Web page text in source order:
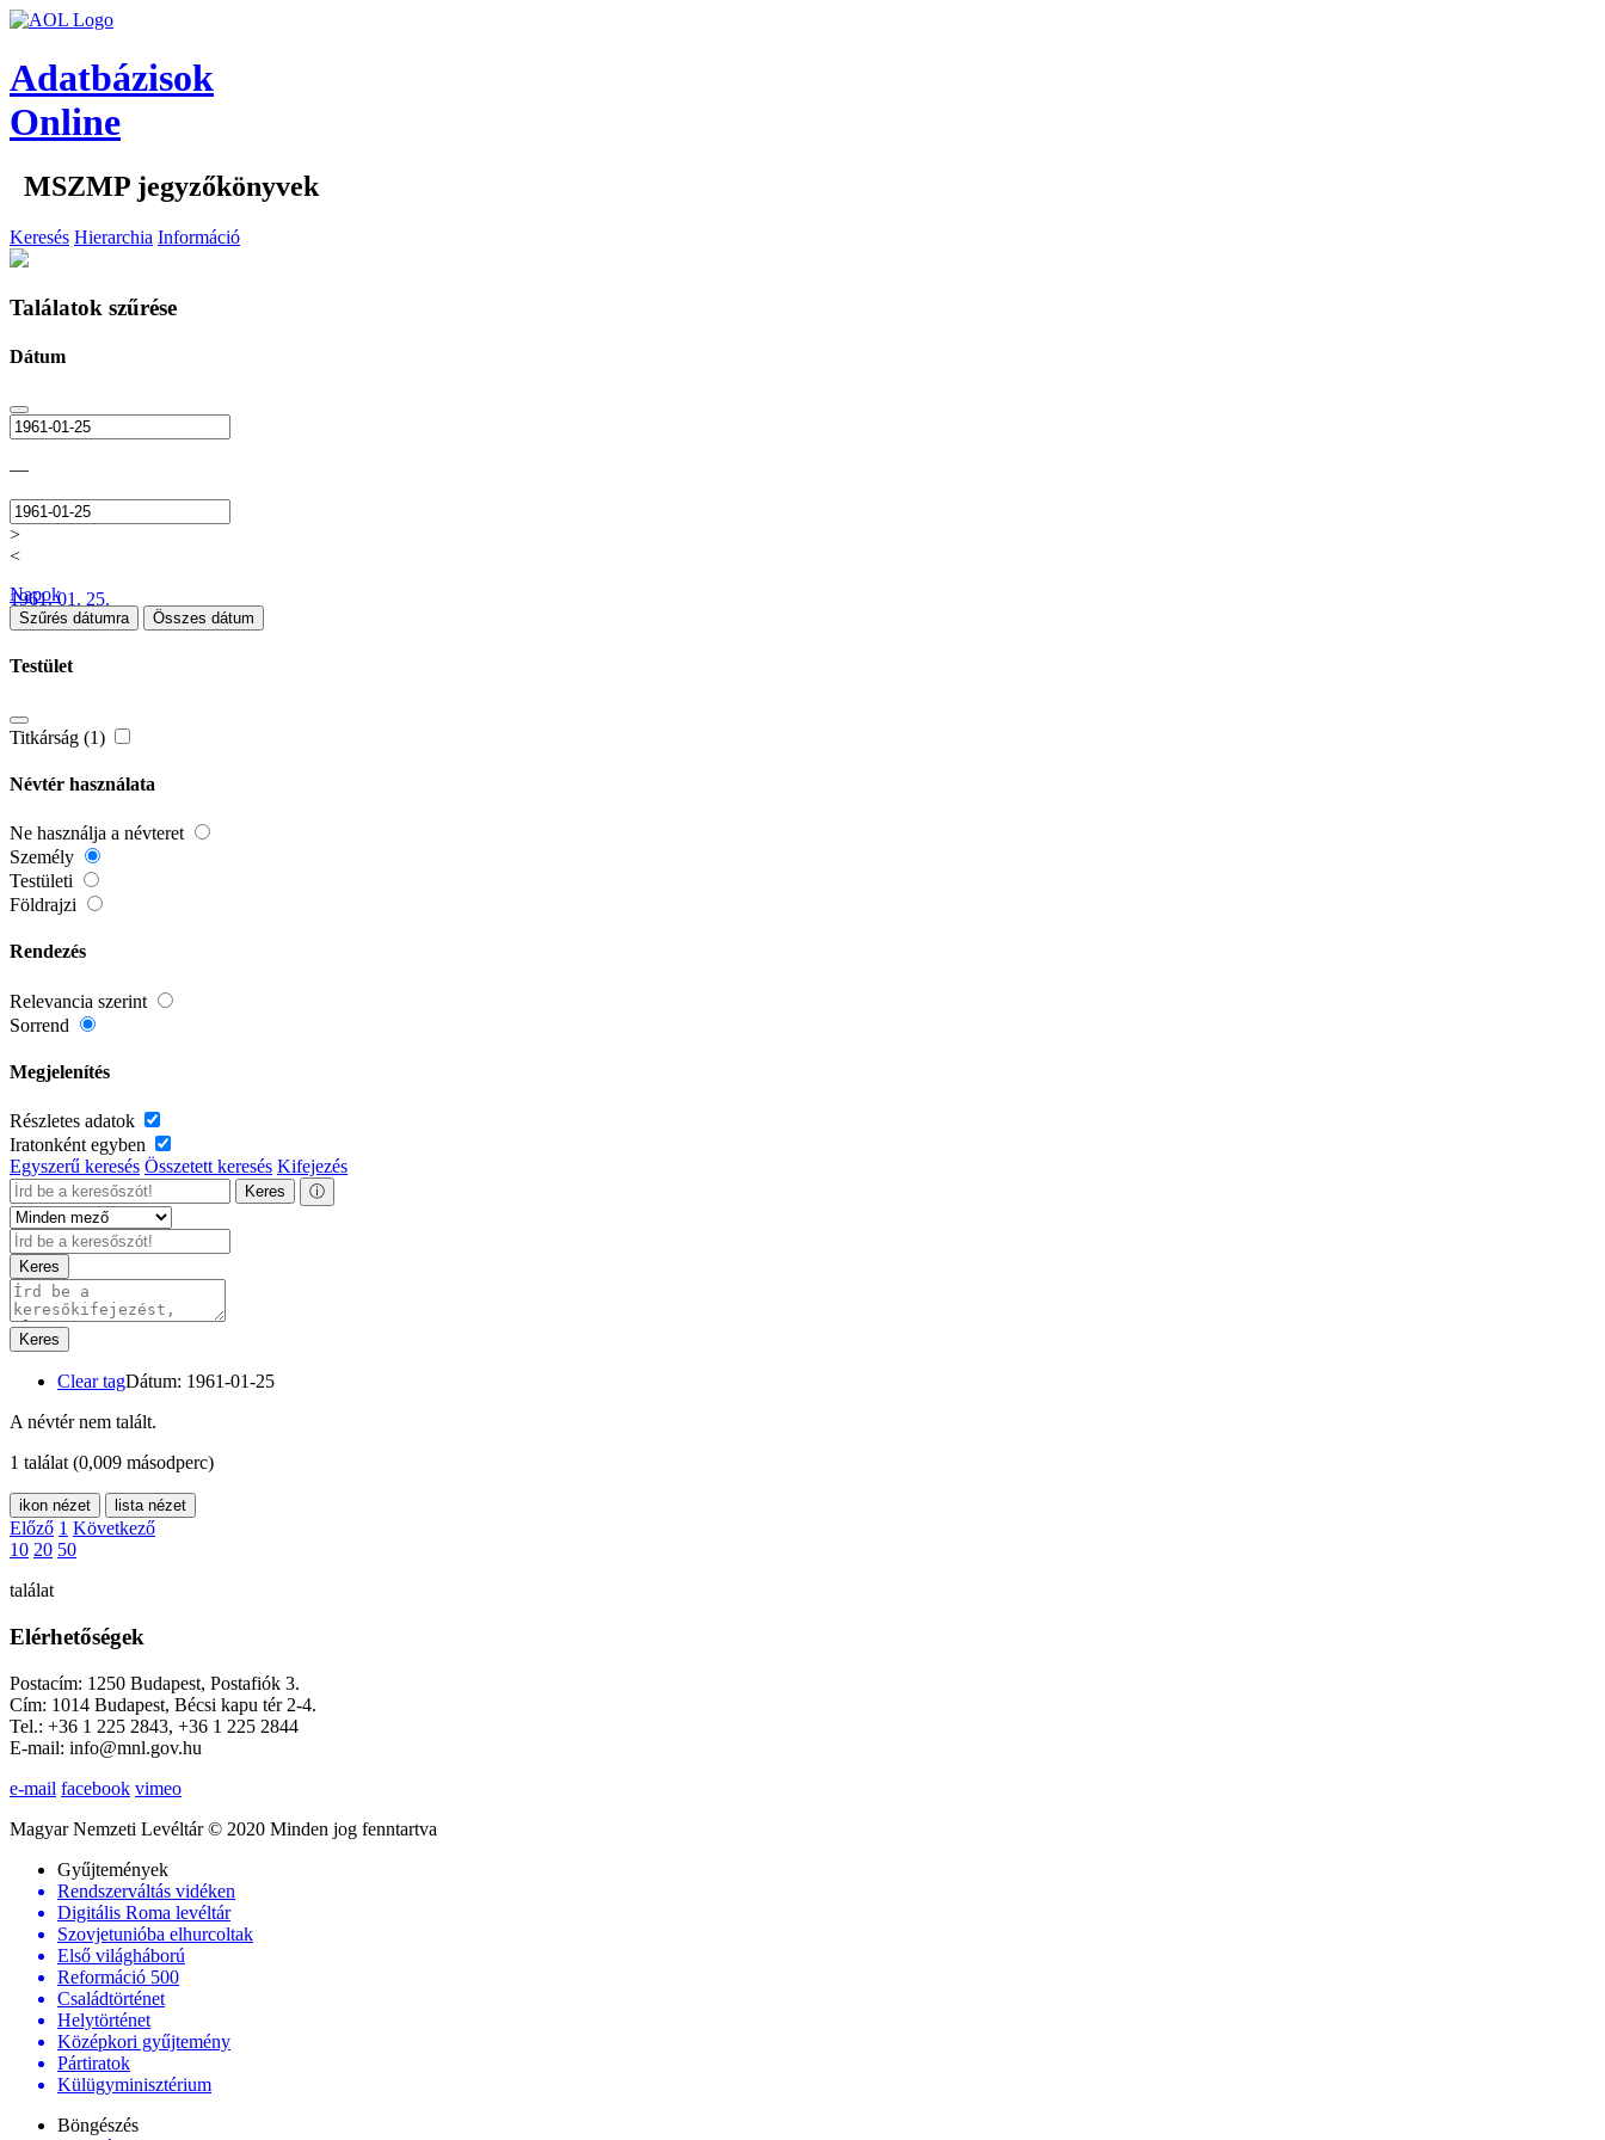
Adatbázisok
Online
MSZMP jegyzőkönyvek
Keresés Hierarchia Információ
Találatok szűrése
Dátum
—
>
<
1961. 01. 25.
Napok
Szűrés dátumra Összes dátum
Testület
Titkárság (1)
Névtér használata
Ne használja a névteret
Személy
Testületi
Földrajzi
Rendezés
Relevancia szerint
Sorrend
Megjelenítés
Részletes adatok
Iratonként egyben
Egyszerű keresés Összetett keresés Kifejezés
Keres ⓘ
Keres
Keres
Clear tagDátum: 1961-01-25
A névtér nem talált.
1 találat (0,009 másodperc)
ikon nézet lista nézet
Előző 1 Következő
10 20 50
találat
Elérhetőségek
Postacím: 1250 Budapest, Postafiók 3.
Cím: 1014 Budapest, Bécsi kapu tér 2-4.
Tel.: +36 1 225 2843, +36 1 225 2844
E-mail: info@mnl.gov.hu
e-mail facebook vimeo
Magyar Nemzeti Levéltár © 2020 Minden jog fenntartva
Gyűjtemények
Rendszerváltás vidéken
Digitális Roma levéltár
Szovjetunióba elhurcoltak
Első világháború
Reformáció 500
Családtörténet
Helytörténet
Középkori gyűjtemény
Pártiratok
Külügyminisztérium
Böngészés